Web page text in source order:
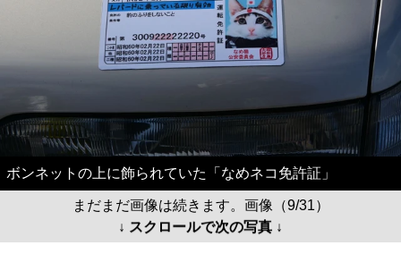
ボンネットの上に飾られていた「なめネコ免許証」
まだまだ画像は続きます。画像（9/31）
↓ スクロールで次の写真 ↓